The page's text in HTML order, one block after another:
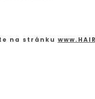
na stránku